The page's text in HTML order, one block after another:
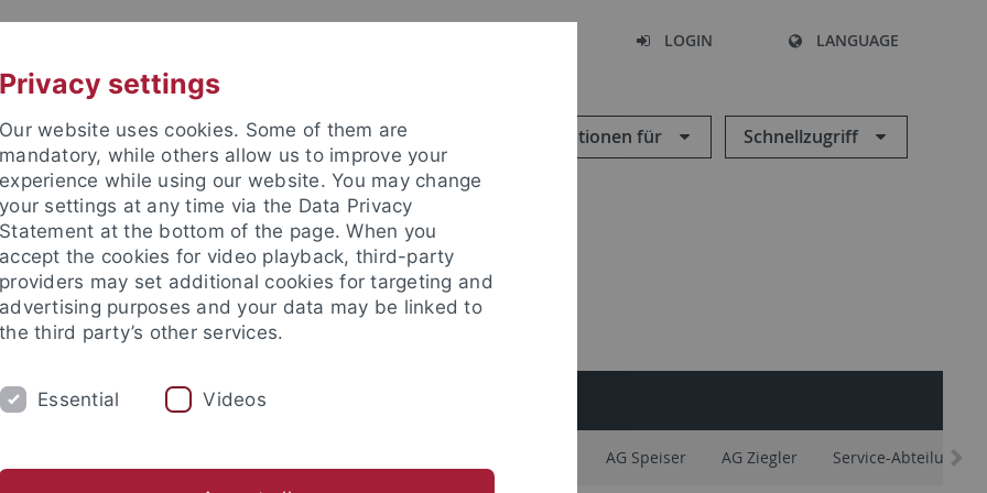
LOGIN LANGUAGE
Informationen für Schnellzugriff
AKTUELLES
AG Speiser AG Ziegler Service-Abteilungen
Privacy settings
Our website uses cookies. Some of them are
mandatory, while others allow us to improve your
experience while using our website. You may change
your settings at any time via the Data Privacy
Statement at the bottom of the page. When you
accept the cookies for video playback, third-party
providers may set additional cookies for targeting and
advertising purposes and your data may be linked to
the third party’s other services.
Essential Videos